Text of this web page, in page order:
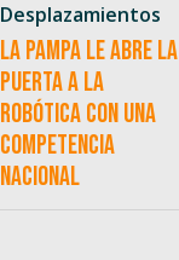
Desplazamientos
La Pampa le abre la
puerta a la
robótica con una
competencia
nacional